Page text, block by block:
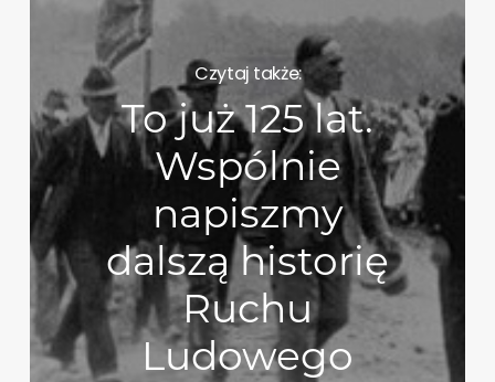
Czytaj także:
To już 125 lat.
Wspólnie
napiszmy
dalszą historię
Ruchu
Ludowego